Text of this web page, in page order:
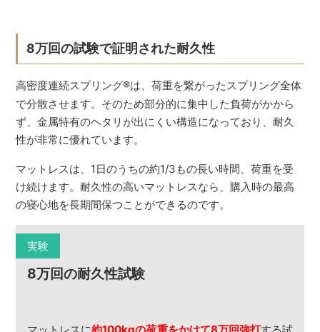
8万回の試験で証明された耐久性
高密度連続スプリング®は、荷重を繋がったスプリング全体
で分散させます。そのため部分的に集中した負荷がかから
ず、金属特有のヘタリが出にくい構造になっており、耐久
性が非常に優れています。
マットレスは、1日のうちの約1/3もの長い時間、荷重を受
け続けます。耐久性の高いマットレスなら、購入時の最高
の寝心地を長期間保つことができるのです。
実験
8万回の耐久性試験